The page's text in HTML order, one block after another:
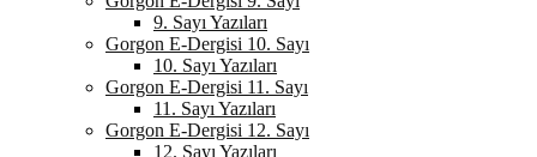
9. Sayı Yazıları
Gorgon E-Dergisi 10. Sayı
10. Sayı Yazıları
Gorgon E-Dergisi 11. Sayı
11. Sayı Yazıları
Gorgon E-Dergisi 12. Sayı
12. Sayı Yazıları